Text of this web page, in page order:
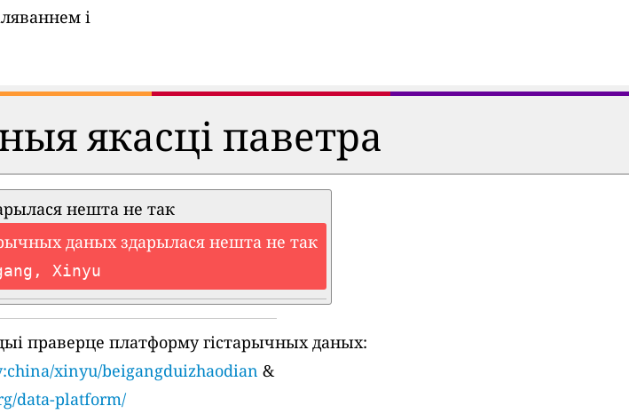
і
якасці паветра
нешта не так
даных здарылася нешта не так
Xinyu
праверце платформу гістарычных даных:
xinyu/beigangduizhaodian &
data-platform/